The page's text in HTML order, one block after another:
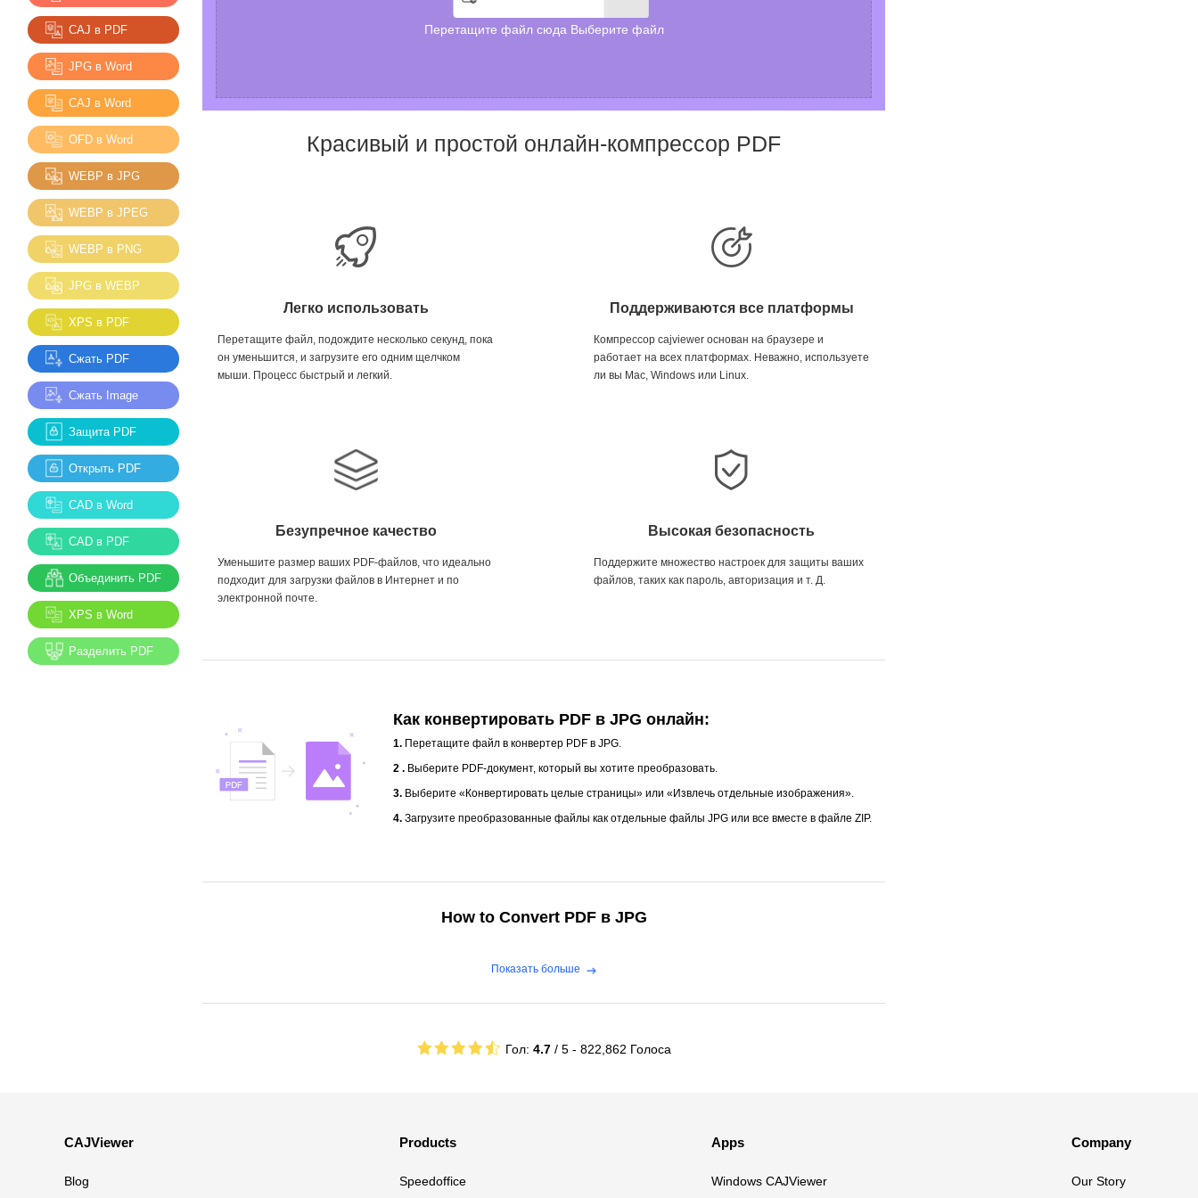
CAJ в PDF
JPG в Word
CAJ в Word
OFD в Word
WEBP в JPG
WEBP в JPEG
WEBP в PNG
JPG в WEBP
XPS в PDF
Сжать PDF
Сжать Image
Защита PDF
Открыть PDF
CAD в Word
CAD в PDF
Объединить PDF
XPS в Word
Разделить PDF
Перетащите файл сюда Выберите файл
Красивый и простой онлайн-компрессор PDF
Легко использовать
Перетащите файл, подождите несколько секунд, пока
он уменьшится, и загрузите его одним щелчком
мыши. Процесс быстрый и легкий.
Поддерживаются все платформы
Компрессор cajviewer основан на браузере и
работает на всех платформах. Неважно, используете
ли вы Mac, Windows или Linux.
Безупречное качество
Уменьшите размер ваших PDF-файлов, что идеально
подходит для загрузки файлов в Интернет и по
электронной почте.
Высокая безопасность
Поддержите множество настроек для защиты ваших
файлов, таких как пароль, авторизация и т. Д.
Как конвертировать PDF в JPG онлайн:
1. Перетащите файл в конвертер PDF в JPG.
2 . Выберите PDF-документ, который вы хотите преобразовать.
3. Выберите «Конвертировать целые страницы» или «Извлечь отдельные изображения».
4. Загрузите преобразованные файлы как отдельные файлы JPG или все вместе в файле ZIP.
How to Convert PDF в JPG
Показать больше
Гол: 4.7 / 5 - 822,862 Голоса
CAJViewer
Blog
Products
Speedoffice
Apps
Windows CAJViewer
Company
Our Story